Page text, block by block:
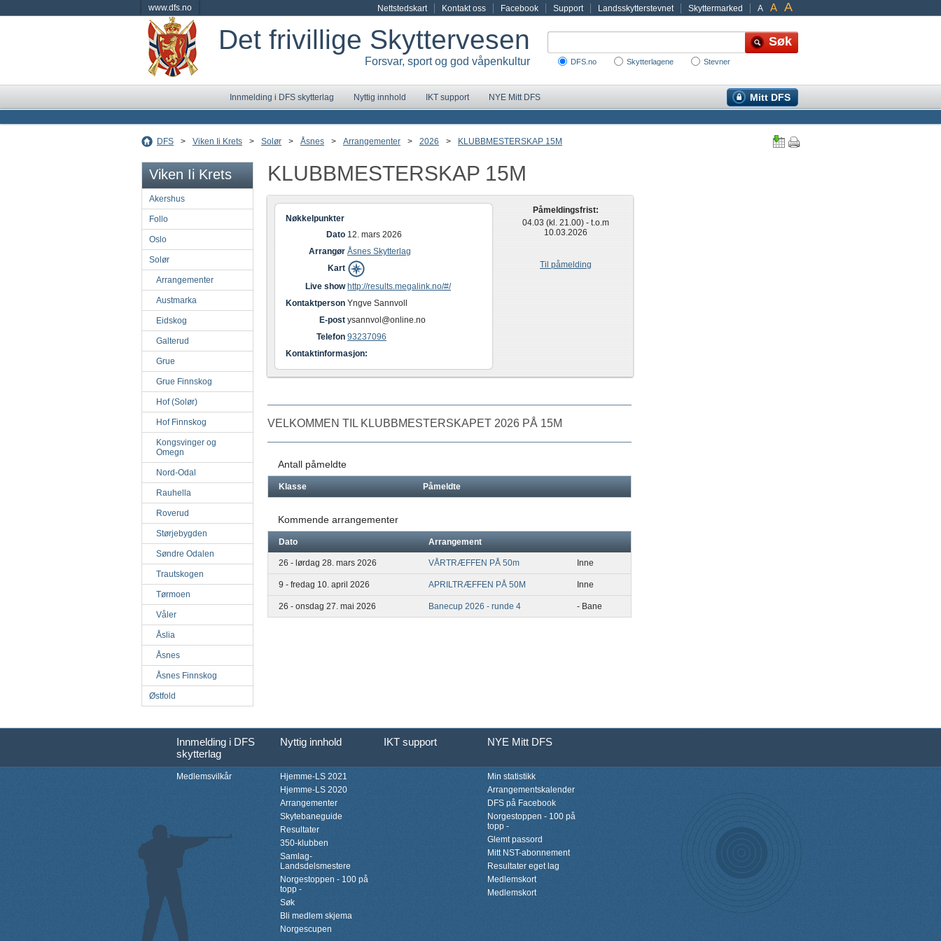
www.dfs.no A A A
Nettstedskart Kontakt oss Facebook Support Landsskytterstevnet Skyttermarked
Det frivillige Skyttervesen
Forsvar, sport og god våpenkultur DFS.no Skytterlagene Stevner
Innmelding i DFS skytterlag Nyttig innhold IKT support Mitt DFS
NYE Mitt DFS
DFS > Viken Ii Krets > Solør > Åsnes > Arrangementer > 2026 > KLUBBMESTERSKAP 15M
Viken Ii Krets
Akershus
Follo
Oslo
Solør
Arrangementer
Austmarka
Eidskog
Galterud
Grue
Grue Finnskog
Hof (Solør)
Hof Finnskog
Kongsvinger og
Omegn
Nord-Odal
Rauhella
Roverud
Størjebygden
Søndre Odalen
Trautskogen
Tørmoen
Våler
Åslia
Åsnes
Åsnes Finnskog
Østfold
KLUBBMESTERSKAP 15M
Nøkkelpunkter
Dato 12. mars 2026
Arrangør Åsnes Skytterlag
Kart
Live show http://results.megalink.no/#/
Kontaktperson Yngve Sannvoll
E-post ysannvol@online.no
Telefon 93237096
Kontaktinformasjon:
Påmeldingsfrist:
04.03 (kl. 21.00) - t.o.m
10.03.2026
Til påmelding
VELKOMMEN TIL KLUBBMESTERSKAPET 2026 PÅ 15M
Antall påmeldte
Klasse Påmeldte
Kommende arrangementer
Dato Arrangement
26 - lørdag 28. mars 2026 VÅRTRÆFFEN PÅ 50m Inne
9 - fredag 10. april 2026 APRILTRÆFFEN PÅ 50M Inne
26 - onsdag 27. mai 2026 Banecup 2026 - runde 4 - Bane
Innmelding i DFS
skytterlag
Nyttig innhold IKT support NYE Mitt DFS
Medlemsvilkår
Hjemme-LS 2021
Hjemme-LS 2020
Arrangementer
Skytebaneguide
Resultater
350-klubben
Samlag-
Landsdelsmestere
Norgestoppen - 100 på
topp -
Søk
Bli medlem skjema
Norgescupen
Min statistikk
Arrangementskalender
DFS på Facebook
Norgestoppen - 100 på
topp -
Glemt passord
Mitt NST-abonnement
Resultater eget lag
Medlemskort
Medlemskort